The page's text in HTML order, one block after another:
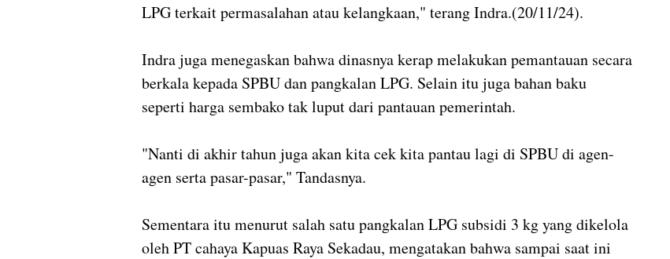
LPG terkait permasalahan atau kelangkaan," terang Indra.(20/11/24).
Indra juga menegaskan bahwa dinasnya kerap melakukan pemantauan secara
berkala kepada SPBU dan pangkalan LPG. Selain itu juga bahan baku
seperti harga sembako tak luput dari pantauan pemerintah.
"Nanti di akhir tahun juga akan kita cek kita pantau lagi di SPBU di agen-
agen serta pasar-pasar," Tandasnya.
Sementara itu menurut salah satu pangkalan LPG subsidi 3 kg yang dikelola
oleh PT cahaya Kapuas Raya Sekadau, mengatakan bahwa sampai saat ini